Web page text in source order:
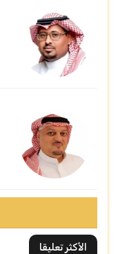
الأكثر تعليقا